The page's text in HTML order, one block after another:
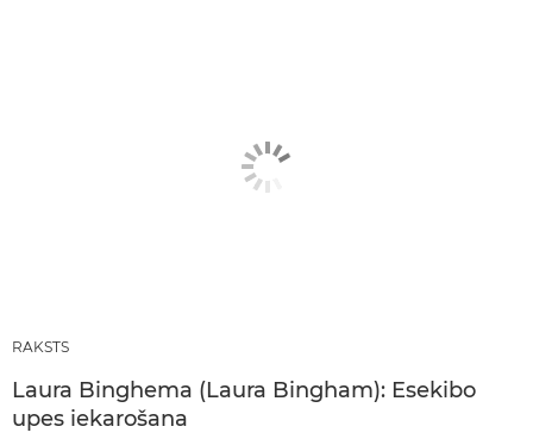
RAKSTS
Laura Binghema (Laura Bingham): Esekibo
upes iekarošana